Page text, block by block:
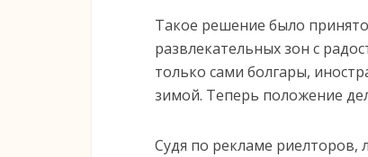
Такое решение было
развлекательных зон с
только сами болгары,
зимой. Теперь положение
Судя по рекламе риелторов,